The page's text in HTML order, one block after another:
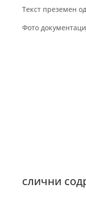
Текст преземен
Фото
слични